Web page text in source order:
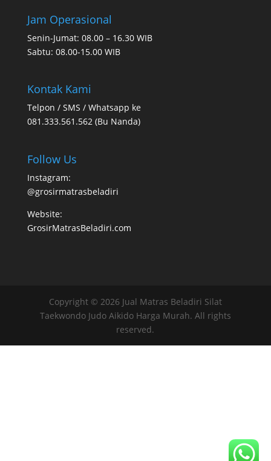
Jam Operasional
Senin-Jumat: 08.00 – 16.30 WIB
Sabtu: 08.00-15.00 WIB
Kontak Kami
Telpon / SMS / Whatsapp ke
081.333.561.562 (Bu Nanda)
Follow Us
Instagram:
@grosirmatrasbeladiri
Website:
GrosirMatrasBeladiri.com
Copyright © 2026 Jual Matras Beladiri Silat
Taekwondo Judo Aikido Harga Murah. All rights
reserved.